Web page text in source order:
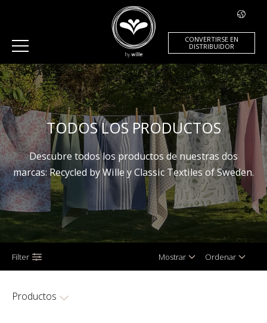
CONVERTIRSE EN
DISTRIBUIDOR
TODOS LOS PRODUCTOS
Descubre todos los productos de nuestras dos
marcas: Recycled by Wille y Classic Textiles of Sweden.
Filter Mostrar Ordenar
Productos